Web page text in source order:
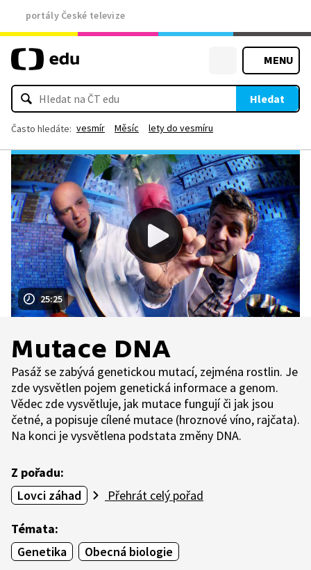
portály České televize
MENU
Hledat
Často hledáte: vesmír Měsíc lety do vesmíru
25:25
Mutace DNA
Pasáž se zabývá genetickou mutací, zejména rostlin. Je
zde vysvětlen pojem genetická informace a genom.
Vědec zde vysvětluje, jak mutace fungují či jak jsou
četné, a popisuje cílené mutace (hroznové víno, rajčata).
Na konci je vysvětlena podstata změny DNA.
Z pořadu:
Lovci záhad
Přehrát celý pořad
Témata:
Genetika
Obecná biologie